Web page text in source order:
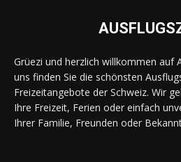
Grüezi und herzlich willkommen auf
uns finden Sie die schönsten
Freizeitangebote der Schweiz. Wir
Ihre Freizeit, Ferien oder einfach
Ihrer Familie, Freunden oder